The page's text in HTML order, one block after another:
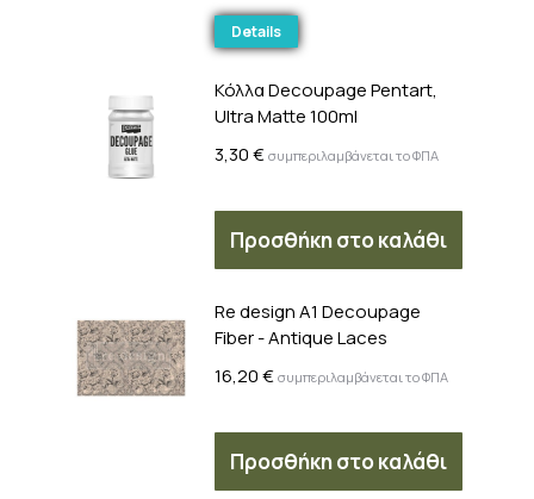
Details
Κόλλα Decoupage Pentart,
Ultra Matte 100ml
3,30€ συμπεριλαμβάνεται το ΦΠΑ
Προσθήκη στο καλάθι
Re design A1 Decoupage
Fiber - Antique Laces
16,20€ συμπεριλαμβάνεται το ΦΠΑ
Προσθήκη στο καλάθι